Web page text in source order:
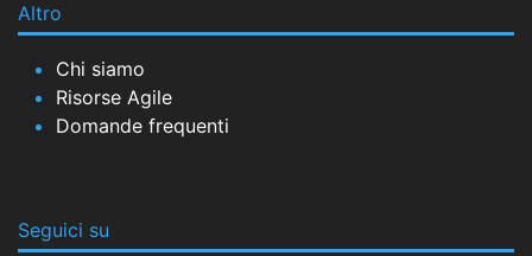
Altro
Chi siamo
Risorse Agile
Domande frequenti
Seguici su